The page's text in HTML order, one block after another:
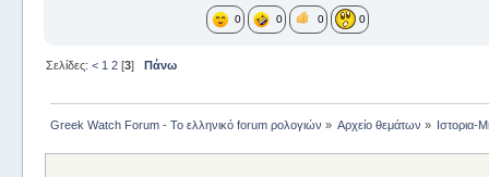
0 0 0 0
Σελίδες: < 1 2[3] Πάνω
Greek Watch Forum - Το ελληνικό forum ρολογιών » Αρχείο θεμάτων » Ιστορια-